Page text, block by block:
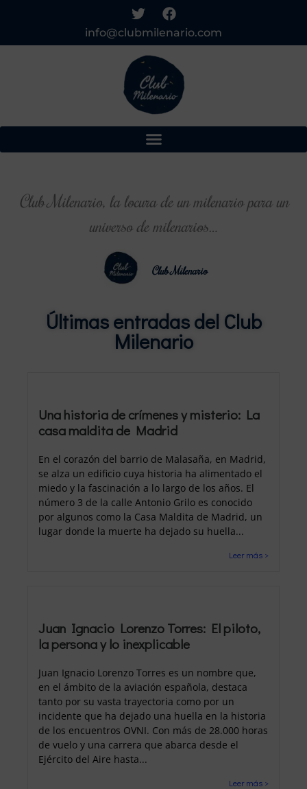
info@clubmilenario.com
Club Milenario, la locura de un milenario para un
universo de milenarios…
Club Milenario
Últimas entradas del Club
Milenario
Una historia de crímenes y misterio: La
casa maldita de Madrid
En el corazón del barrio de Malasaña, en Madrid,
se alza un edificio cuya historia ha alimentado el
miedo y la fascinación a lo largo de los años. El
número 3 de la calle Antonio Grilo es conocido
por algunos como la Casa Maldita de Madrid, un
lugar donde la muerte ha dejado su huella...
Leer más >
Juan Ignacio Lorenzo Torres: El piloto,
la persona y lo inexplicable
Juan Ignacio Lorenzo Torres es un nombre que,
en el ámbito de la aviación española, destaca
tanto por su vasta trayectoria como por un
incidente que ha dejado una huella en la historia
de los encuentros OVNI. Con más de 28.000 horas
de vuelo y una carrera que abarca desde el
Ejército del Aire hasta...
Leer más >